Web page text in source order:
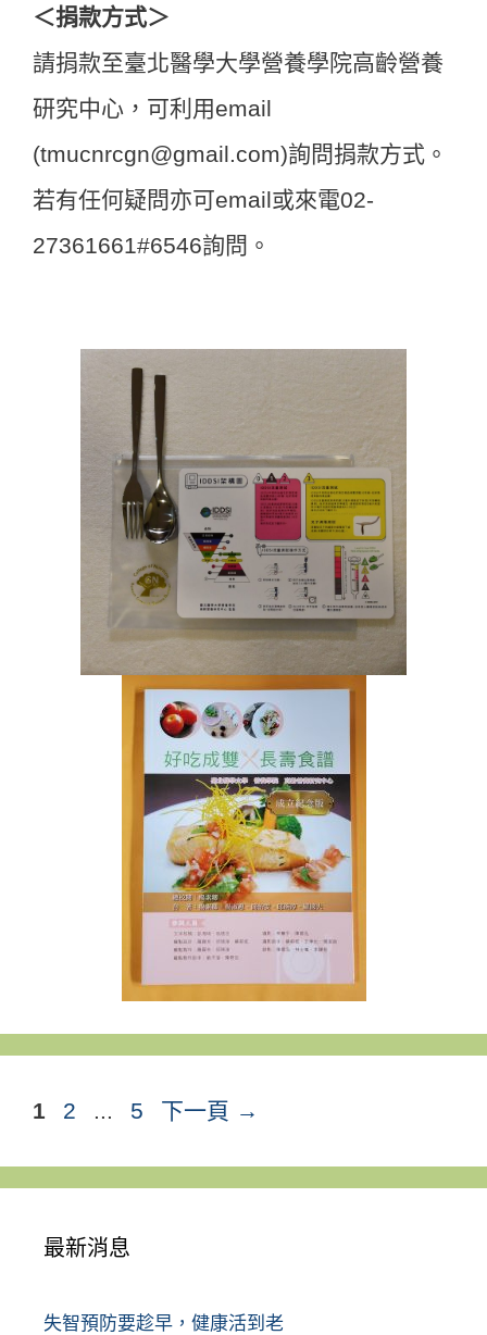
＜捐款方式＞
請捐款至臺北醫學大學營養學院高齡營養
研究中心，可利用email
(tmucnrcgn@gmail.com)詢問捐款方式。
若有任何疑問亦可email或來電02-
27361661#6546詢問。
頁
1
頁
2 ...
頁
5 下一頁 →
最新消息
失智預防要趁早，健康活到老